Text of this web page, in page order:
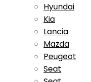
Hyundai
Kia
Lancia
Mazda
Peugeot
Seat